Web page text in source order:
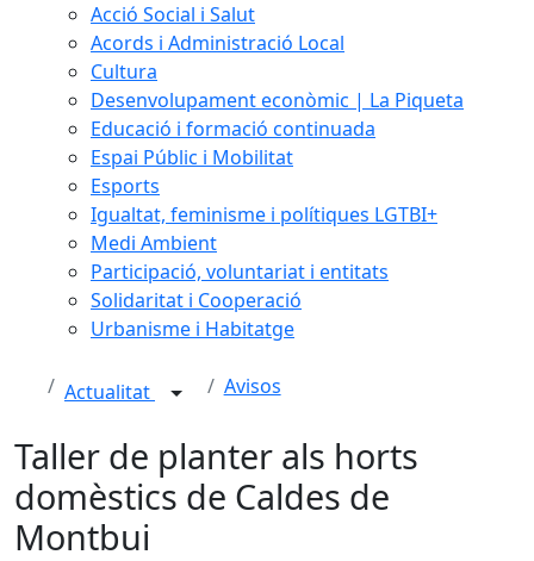
Acció Social i Salut
Acords i Administració Local
Cultura
Desenvolupament econòmic | La Piqueta
Educació i formació continuada
Espai Públic i Mobilitat
Esports
Igualtat, feminisme i polítiques LGTBI+
Medi Ambient
Participació, voluntariat i entitats
Solidaritat i Cooperació
Urbanisme i Habitatge
Actualitat Avisos
Taller de planter als horts
domèstics de Caldes de
Montbui